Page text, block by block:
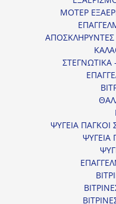
ΜΟΤΕΡ
ΑΠΟΣΚΛΗΡΥΝΤΕΣ
ΣΤΕΓΝΩΤΙΚΑ
ΨΥΓΕΙΑ
ΨΥΓΕΙΑ